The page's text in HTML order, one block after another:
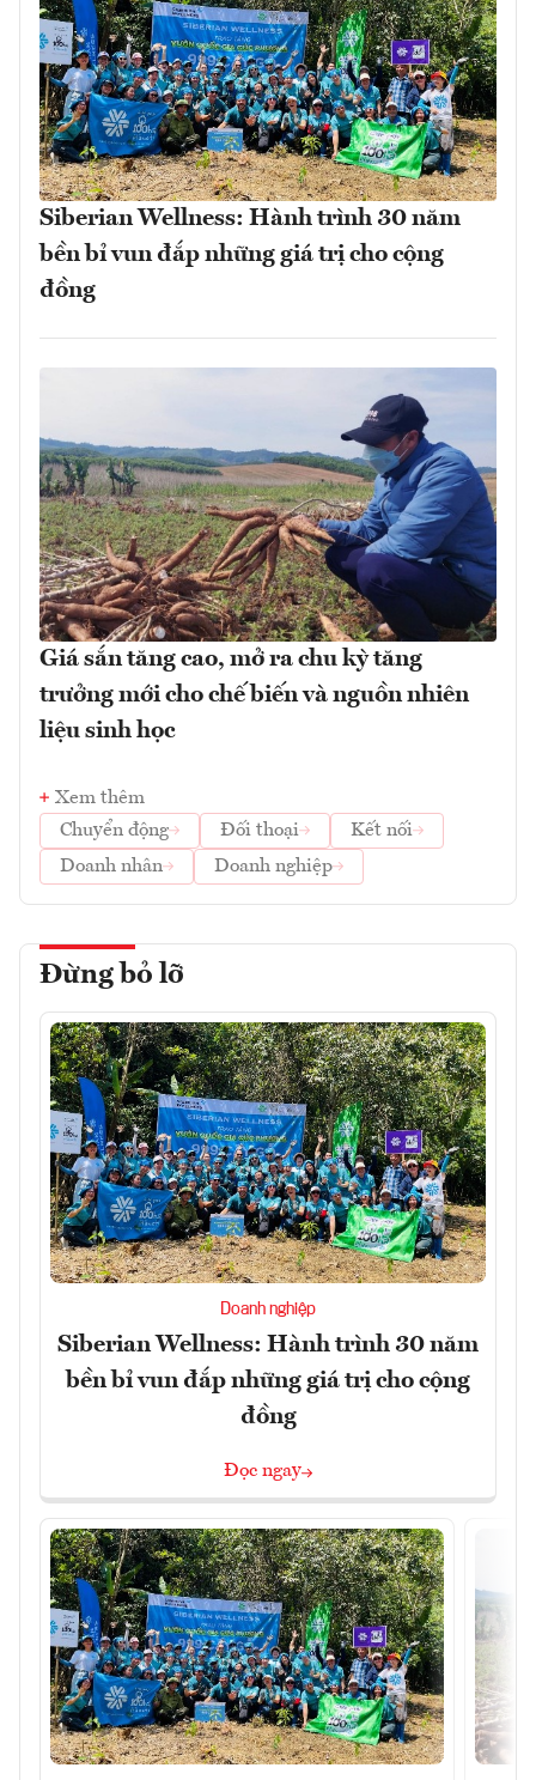
Siberian Wellness: Hành trình 30 năm
bền bỉ vun đắp những giá trị cho cộng
đồng
Giá sắn tăng cao, mở ra chu kỳ tăng
trưởng mới cho chế biến và nguồn nhiên
liệu sinh học
Xem thêm
Chuyển động
Đối thoại
Kết nối
Doanh nhân
Doanh nghiệp
Đừng bỏ lỡ
Doanh nghiệp
Siberian Wellness: Hành trình 30 năm
bền bỉ vun đắp những giá trị cho cộng
đồng
Đọc ngay